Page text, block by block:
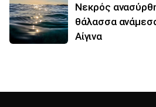
Νεκρός
θάλασσα
Αίγινα